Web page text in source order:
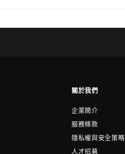
關於我們
企業簡介
服務條款
隱私權與安全策略
人才招募